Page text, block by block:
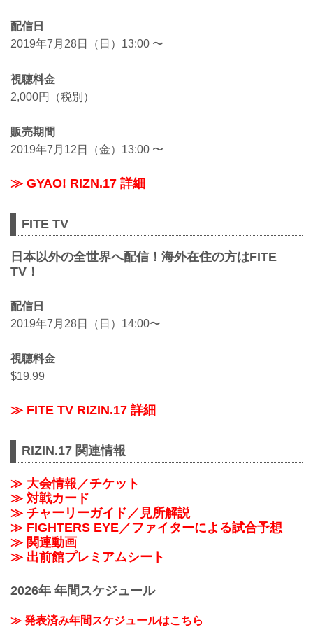
配信日
2019年7月28日（日）13:00 〜
視聴料金
2,000円（税別）
販売期間
2019年7月12日（金）13:00 〜
≫ GYAO! RIZN.17 詳細
FITE TV
日本以外の全世界へ配信！海外在住の方はFITE
TV！
配信日
2019年7月28日（日）14:00〜
視聴料金
$19.99
≫ FITE TV RIZIN.17 詳細
RIZIN.17 関連情報
≫ 大会情報／チケット
≫ 対戦カード
≫ チャーリーガイド／見所解説
≫ FIGHTERS EYE／ファイターによる試合予想
≫ 関連動画
≫ 出前館プレミアムシート
2026年 年間スケジュール
≫ 発表済み年間スケジュールはこちら